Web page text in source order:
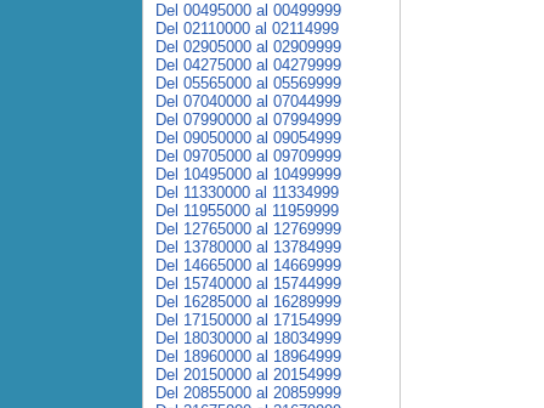
Del 00495000 al 00499999
Del 02110000 al 02114999
Del 02905000 al 02909999
Del 04275000 al 04279999
Del 05565000 al 05569999
Del 07040000 al 07044999
Del 07990000 al 07994999
Del 09050000 al 09054999
Del 09705000 al 09709999
Del 10495000 al 10499999
Del 11330000 al 11334999
Del 11955000 al 11959999
Del 12765000 al 12769999
Del 13780000 al 13784999
Del 14665000 al 14669999
Del 15740000 al 15744999
Del 16285000 al 16289999
Del 17150000 al 17154999
Del 18030000 al 18034999
Del 18960000 al 18964999
Del 20150000 al 20154999
Del 20855000 al 20859999